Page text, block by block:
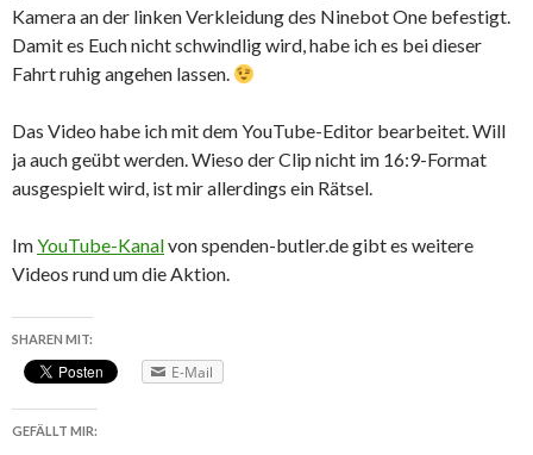
Kamera an der linken Verkleidung des Ninebot One befestigt.
Damit es Euch nicht schwindlig wird, habe ich es bei dieser
Fahrt ruhig angehen lassen.
Das Video habe ich mit dem YouTube-Editor bearbeitet. Will
ja auch geübt werden. Wieso der Clip nicht im 16:9-Format
ausgespielt wird, ist mir allerdings ein Rätsel.
ImYouTube-Kanalvon spenden-butler.de gibt es weitere
Videos rund um die Aktion.
SHAREN MIT:
E-Mail
GEFÄLLT MIR: